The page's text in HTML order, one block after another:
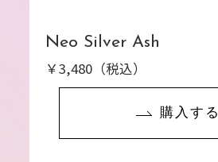
Neo Silver Ash
￥3,480（税込）
購入する